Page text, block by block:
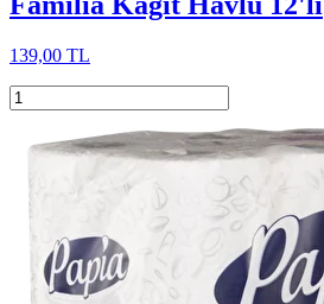
139,00 TL